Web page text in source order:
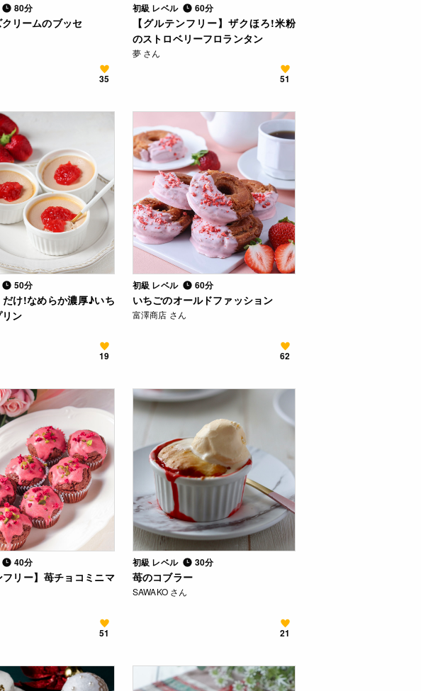
80分
リームのブッセ
35
初級 レベル 60分
【グルテンフリー】ザクほろ!米粉
のストロベリーフロランタン
夢 さん
51
50分
け!なめらか濃厚♪いち
ン
19
初級 レベル 60分
いちごのオールドファッション
富澤商店 さん
62
40分
フリー】苺チョコミニマ
51
初級 レベル 30分
苺のコブラー
SAWAKO さん
21